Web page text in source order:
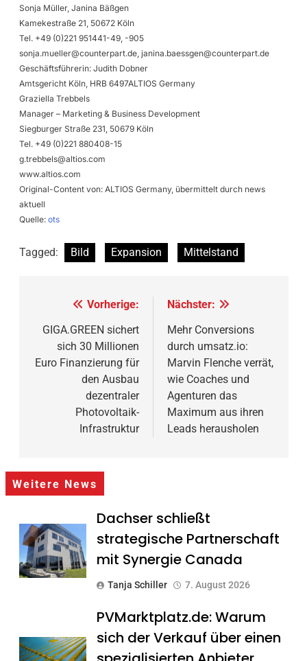
Sonja Müller, Janina Bäßgen
Kamekestraße 21, 50672 Köln
Tel. +49 (0)221 951441-49, -905
sonja.mueller@counterpart.de, janina.baessgen@counterpart.de
Geschäftsführerin: Judith Dobner
Amtsgericht Köln, HRB 6497ALTIOS Germany
Graziella Trebbels
Manager – Marketing & Business Development
Siegburger Straße 231, 50679 Köln
Tel. +49 (0)221 880408-15
g.trebbels@altios.com
www.altios.com
Original-Content von: ALTIOS Germany, übermittelt durch news
aktuell
Quelle: ots
Tagged: Bild Expansion Mittelstand
Beitragsnavigation
Vorherige:
GIGA.GREEN sichert
sich 30 Millionen
Euro Finanzierung für
den Ausbau
dezentraler
Photovoltaik-
Infrastruktur
Nächster:
Mehr Conversions
durch umsatz.io:
Marvin Flenche verrät,
wie Coaches und
Agenturen das
Maximum aus ihren
Leads herausholen
Weitere News
Dachser schließt
strategische Partnerschaft
mit Synergie Canada
Tanja Schiller 7. August 2026
PVMarktplatz.de: Warum
sich der Verkauf über einen